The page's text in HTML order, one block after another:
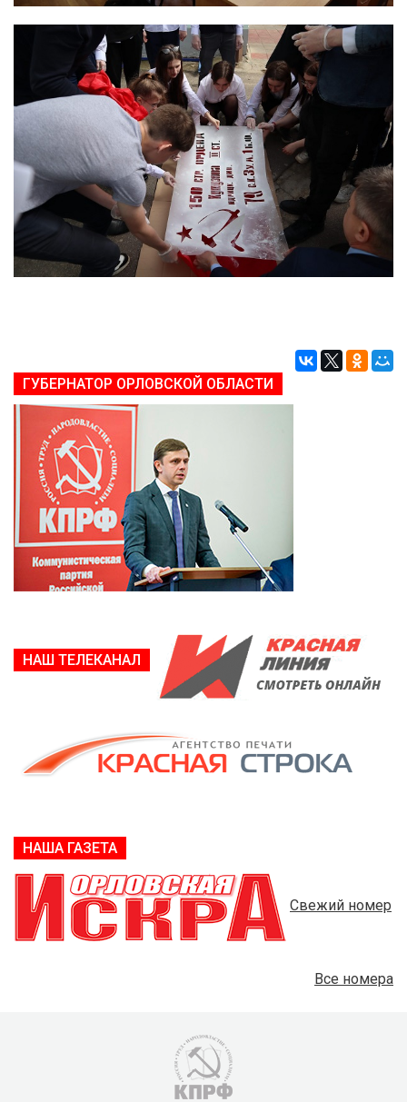
ГУБЕРНАТОР ОРЛОВСКОЙ ОБЛАСТИ
НАШ ТЕЛЕКАНАЛ
НАША ГАЗЕТА
Свежий номер
Все номера